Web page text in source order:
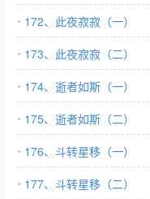
172、此夜寂寂（一）
173、此夜寂寂（二）
174、逝者如斯（一）
175、逝者如斯（二）
176、斗转星移（一）
177、斗转星移（二）